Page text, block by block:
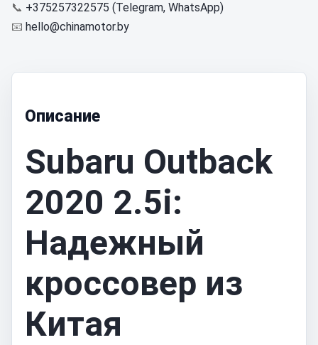
📞 +375257322575 (Telegram, WhatsApp)
📧 hello@chinamotor.by
Описание
Subaru Outback
2020 2.5i:
Надежный
кроссовер из
Китая